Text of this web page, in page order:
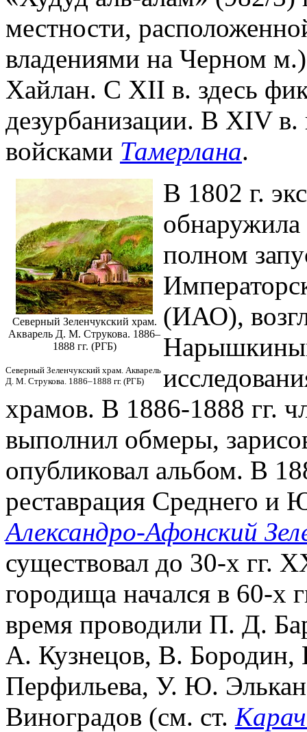
местности,
владениями на Черном
Хайлан. С XII в. здесь
дезурбанизации. В XIV
войсками Тамерлана.
Северный Зеленчукский храм.
Акварель Д. М. Струкова. 1886–
1888 гг. (РГБ)
Северный Зеленчукский храм. Акварель
Д. М. Струкова. 1886–1888 гг. (РГБ)
В 1802 г.
полном
(ИАО),
храмов. В 1886-1888 гг.
выполнил обмеры,
опубликовал альбом. В
реставрация Среднего и
Александро-Афонский
существовал до 30-х гг.
городища начался в 60-х
время проводили П. Д.
А. Кузнецов, В.
Перфильева, У. Ю.
Виноградов (см. ст.